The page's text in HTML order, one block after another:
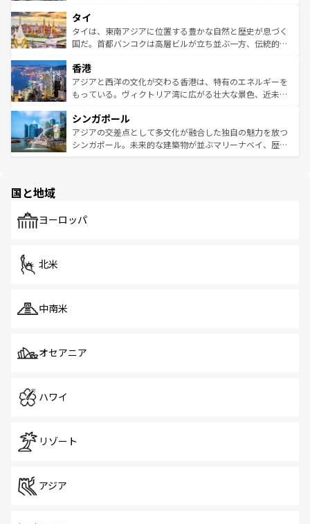
リティに包まれながら、韓国の多彩な魅力を心ゆくまで味
わってみてほしい。 なお、新着の韓国情報はコンテンツ一
覧を参照してほしい。
急速な発展と共に伝統が息づく。ハノイの古い町並みやホ
ーチミン市のフランス統治時代の建物も、独特の雰囲気を
醸し出している。また、バラエティの豊かさとおいしさで
とつ。フォーやバインミー、ベトナムコーヒーなどは、ぜ
ひ現地で味わいたい。どの地域を訪れてもあたたかい人々
が旅行者を迎えてくれるので、きっと忘れられない旅にな
参照してほしい。
タイ
タイは、東南アジアに位置する豊かな自然と歴史が息づく
国だ。首都バンコクは高層ビルが立ち並ぶ一方、伝統的な
の活気が交差している。北部ではチェンマイなどの山岳地
帯で自然と触れ合い、南部ではプーケットやクラビの美し
いビーチでリゾート気分を楽しむことができる。タイ料理
激する。気候は一年中温暖で、どの季節にも異なる楽しみ
が待っている。親しみやすいタイの人々、仏教を中心とし
た文化、そして多様な観光資源が、訪れる旅人を魅了し続
香港
アジアと西洋の文化が交わる香港は、特有のエネルギーを
もっている。ヴィクトリア湾に広がる壮大な景色、近未来
み、どこを訪れても感動するはず。観光スポットが密集し
ており、効率よく見どころを回れるのも魅力。息をのむよ
うな絶景から文化的な体験まで、香港を存分に楽しみ尽く
シンガポール
アジアの交差点として多文化が融合した独自の魅力を放つ
シンガポール。未来的な建築物が並ぶマリーナベイ、歴史
で、ホーカーズは地元の風情を楽しめる外せないスポット
国と地域
ヨーロッパ
北米
中南米
オセアニア
ハワイ
リゾート
アジア